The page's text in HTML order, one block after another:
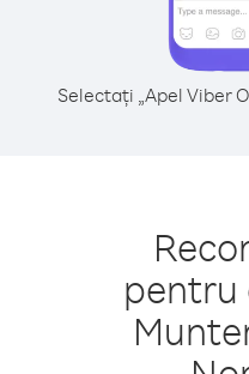
Selectați „Apel Viber
pentru